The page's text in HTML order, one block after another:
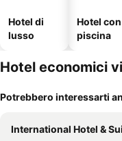
Hotel di
lusso
Hotel con
piscina
Hotel economici
Potrebbero interessarti
International Hotel &